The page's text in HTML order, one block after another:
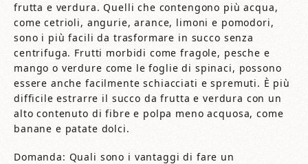
frutta e verdura. Quelli che contengono più acqua,
come cetrioli, angurie, arance, limoni e pomodori,
sono i più facili da trasformare in succo senza
centrifuga. Frutti morbidi come fragole, pesche e
mango o verdure come le foglie di spinaci, possono
essere anche facilmente schiacciati e spremuti. È più
difficile estrarre il succo da frutta e verdura con un
alto contenuto di fibre e polpa meno acquosa, come
banane e patate dolci.
Domanda: Quali sono i vantaggi di fare un